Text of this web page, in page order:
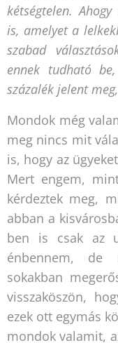
kétségtelen.
is, amelyet a
szabad
ennek tudható
százalék jelent
Mondok még
meg nincs mit
is, hogy az
Mert engem,
kérdeztek meg,
abban a
ben is csak az
énbennem, de
sokakban
visszaköszön,
ezek ott egymás
mondok valamit,